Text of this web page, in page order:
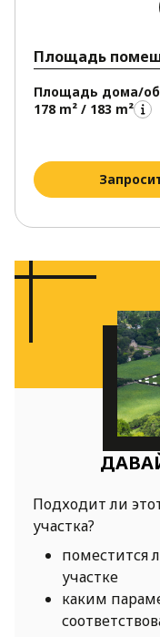
Площадь
Площадь дома/
178 m² / 183 m²
Подходит ли
участка?
поместится
участке
каким